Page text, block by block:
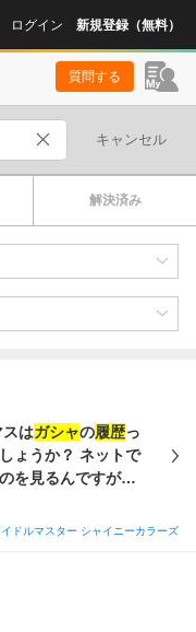
ログイン 新規登録（無料）
質問する
キャンセル
解決済み
スはガシャの履歴っ
ょうか？ ネットで
を見るんですが、
に見えます。 アプ
ょうか？
イドルマスター シャイニーカラーズ